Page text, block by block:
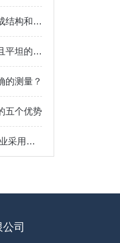
必读：徕卡金相显微镜组成结构和性能特点
徕卡金相显微镜具有宽广且平坦的视野
的测量？
五个优势
汽车行业案例|汽车生产企业采用形创三维扫描仪提高设计质量并优化工程时间
司